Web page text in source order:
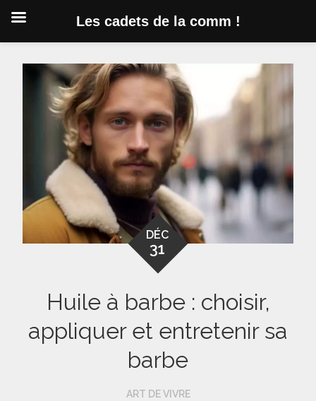
DÉC
31
Huile à barbe : choisir,
appliquer et entretenir sa
barbe
ART DE VIVRE
Les cadets de la comm !